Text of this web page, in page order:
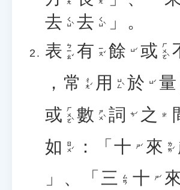
去 ㄑㄩˋ 去 ㄑㄩˋ
」。
表 ㄅㄧㄠˇ 有 ㄧㄡˇ 餘 ㄩˊ 或 ㄏㄨㄛˋ
， 常 ㄔㄤˊ 用 ㄩㄥˋ 於 ㄩˊ 量
或 ㄏㄨㄛˋ 數 ㄕㄨˋ 詞 ㄘˊ 之 ㄓ
如 ㄖㄨˊ ：「 十 ㄕˊ 來 ㄌㄞˊ
」、「 三 ㄙㄢ 十 ㄕˊ 來